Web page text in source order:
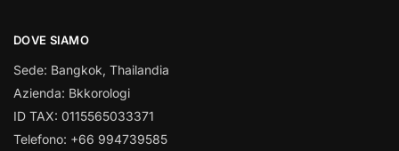
DOVE SIAMO
Sede: Bangkok, Thailandia
Azienda: Bkkorologi
ID TAX: 0115565033371
Telefono: +66 994739585